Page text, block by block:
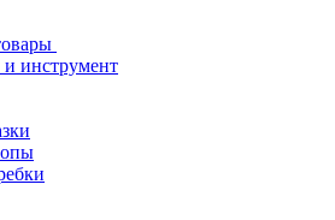
инструмент